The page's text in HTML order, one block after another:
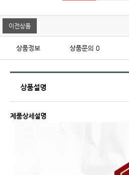
이전상품
상품정보 상품문의 0
상품설명
제품상세설명